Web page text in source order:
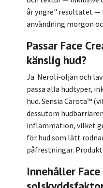
år yngre" resultatet —
användning morgon
Passar Face
känslig hud?
Ja. Neroli-oljan och
passa alla hudtyper,
hud. Sensia Carota™
dessutom
inflammation, vilket
för hud som lätt
påfrestningar.
Innehåller